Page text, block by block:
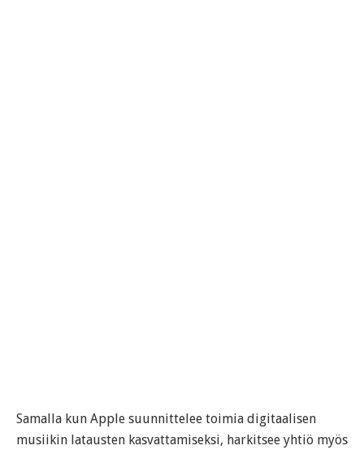
Samalla kun Apple suunnittelee toimia digitaalisen
musiikin latausten kasvattamiseksi, harkitsee yhtiö myös